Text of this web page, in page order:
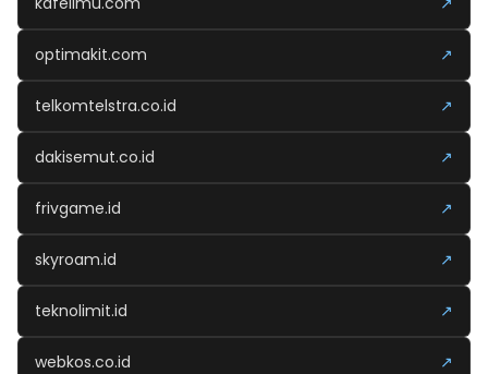
optimakit.com ↗
telkomtelstra.co.id ↗
dakisemut.co.id ↗
frivgame.id ↗
skyroam.id ↗
teknolimit.id ↗
webkos.co.id ↗